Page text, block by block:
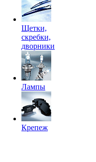
Щетки,
скребки,
дворники
Лампы
Крепеж